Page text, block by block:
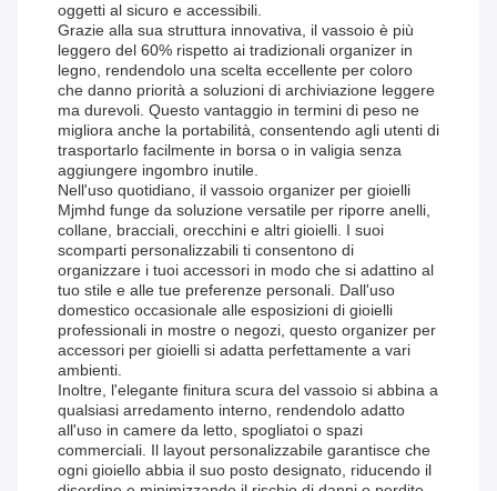
oggetti al sicuro e accessibili.
Grazie alla sua struttura innovativa, il vassoio è più
leggero del 60% rispetto ai tradizionali organizer in
legno, rendendolo una scelta eccellente per coloro
che danno priorità a soluzioni di archiviazione leggere
ma durevoli. Questo vantaggio in termini di peso ne
migliora anche la portabilità, consentendo agli utenti di
trasportarlo facilmente in borsa o in valigia senza
aggiungere ingombro inutile.
Nell'uso quotidiano, il vassoio organizer per gioielli
Mjmhd funge da soluzione versatile per riporre anelli,
collane, bracciali, orecchini e altri gioielli. I suoi
scomparti personalizzabili ti consentono di
organizzare i tuoi accessori in modo che si adattino al
tuo stile e alle tue preferenze personali. Dall'uso
domestico occasionale alle esposizioni di gioielli
professionali in mostre o negozi, questo organizer per
accessori per gioielli si adatta perfettamente a vari
ambienti.
Inoltre, l'elegante finitura scura del vassoio si abbina a
qualsiasi arredamento interno, rendendolo adatto
all'uso in camere da letto, spogliatoi o spazi
commerciali. Il layout personalizzabile garantisce che
ogni gioiello abbia il suo posto designato, riducendo il